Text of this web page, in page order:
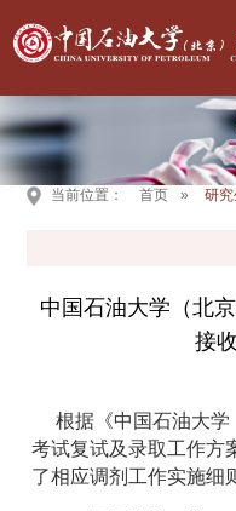
当前位置： 首页 » 研
中国石油大学（北
接
根据《中国石油大学
考试复试及录取工作方
了相应调剂工作实施细